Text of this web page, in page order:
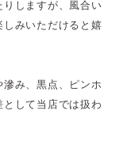
しますが、風合い
しみいただけると嬉
み、黒点、ピンホ
して当店では扱わ